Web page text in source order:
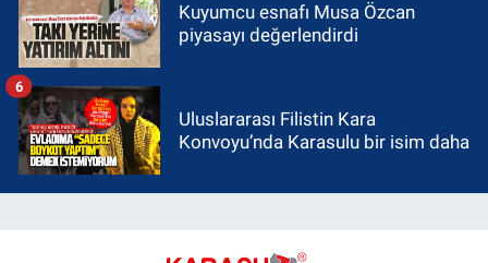
Kuyumcu esnafı Musa Özcan
piyasayı değerlendirdi
Uluslararası Filistin Kara
Konvoyu’nda Karasulu bir isim daha
6